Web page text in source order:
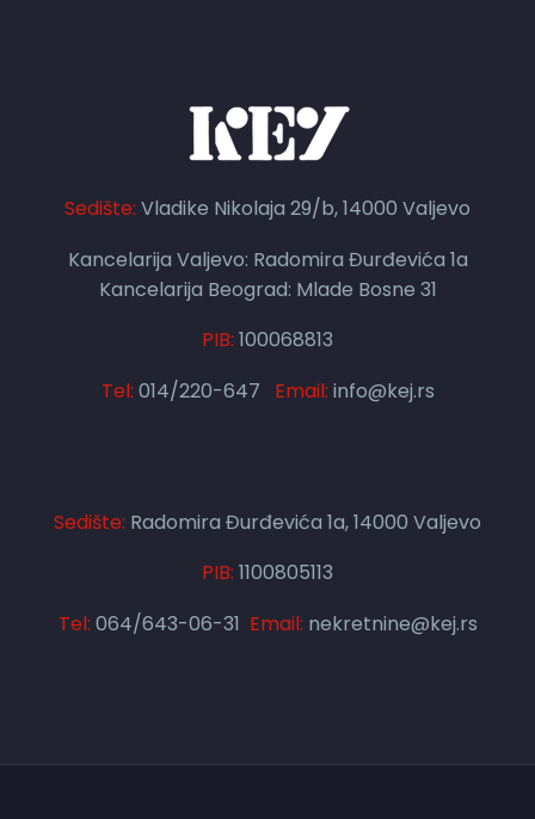
Sedište: Vladike Nikolaja 29/b, 14000 Valjevo
Kancelarija Valjevo: Radomira Đurđevića 1a
Kancelarija Beograd: Mlade Bosne 31
PIB: 100068813
Tel: 014/220-647 Email: info@kej.rs
Sedište: Radomira Đurđevića 1a, 14000 Valjevo
PIB: 1100805113
Tel: 064/643-06-31 Email: nekretnine@kej.rs